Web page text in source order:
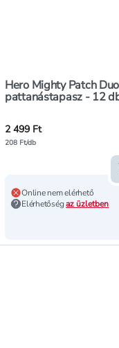
Hero Mighty Patch Duo
pattanástapasz - 12
2 499 Ft
208 Ft/db
Online nem elérhető
Elérhetőségaz üzletben